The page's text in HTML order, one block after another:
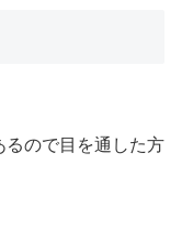
るので目を通した方